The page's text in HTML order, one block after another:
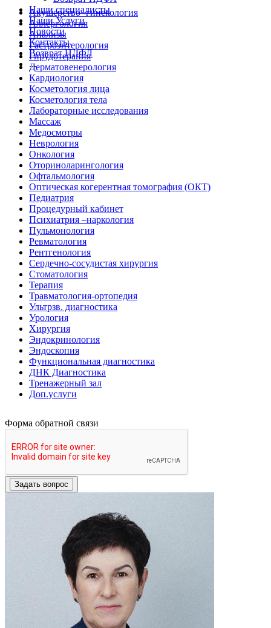
Наши специалисты
Наши Услуги
Новости
Контакты
Возврат НДФЛ
...
Акушерство -гинекология
Аллергология
Анализы
Гастроэнтерология
Гирудотерапия
Дерматовенерология
Кардиология
Косметология лица
Косметология тела
Лабораторные исследования
Массаж
Медосмотры
Неврология
Онкология
Оториноларингология
Офтальмология
Оптическая когерентная томография (ОКТ)
Педиатрия
Процедурный кабинет
Психиатрия –наркология
Пульмонология
Ревматология
Рентгенология
Сердечно-сосудистая хирургия
Стоматология
Терапия
Травматология-ортопедия
Ультрзв. диагностика
Урология
Хирургия
Эндокринология
Эндоскопия
Функциональная диагностика
ДНК Диагностика
Тренажерный зал
Доп.услуги
Форма обратной связи